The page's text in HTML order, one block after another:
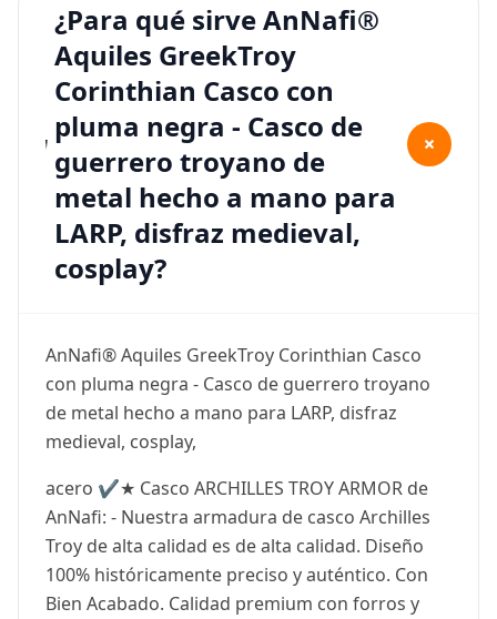
¿Para qué sirve AnNafi®
Aquiles GreekTroy
Corinthian Casco con
pluma negra - Casco de
guerrero troyano de
metal hecho a mano para
LARP, disfraz medieval,
cosplay?
+
AnNafi® Aquiles GreekTroy Corinthian Casco
con pluma negra - Casco de guerrero troyano
de metal hecho a mano para LARP, disfraz
medieval, cosplay,
acero ✔️★ Casco ARCHILLES TROY ARMOR de
AnNafi: - Nuestra armadura de casco Archilles
Troy de alta calidad es de alta calidad. Diseño
100% históricamente preciso y auténtico. Con
Bien Acabado. Calidad premium con forros y